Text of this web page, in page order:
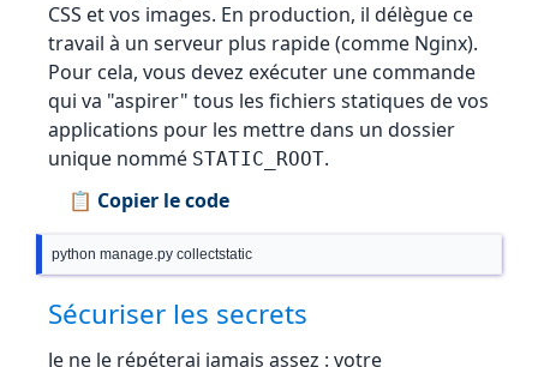
CSS et vos images. En production, il délègue ce
travail à un serveur plus rapide (comme Nginx).
Pour cela, vous devez exécuter une commande
qui va "aspirer" tous les fichiers statiques de vos
applications pour les mettre dans un dossier
unique nommé STATIC_ROOT.
📋 Copier le code
python manage.py collectstatic
Sécuriser les secrets
Je ne le répéterai jamais assez : votre